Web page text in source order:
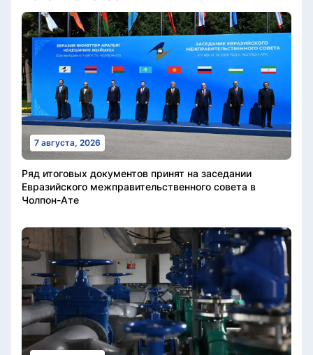
7 августа, 2026
Ряд итоговых документов принят на заседании
Евразийского межправительственного совета в
Чолпон-Ате